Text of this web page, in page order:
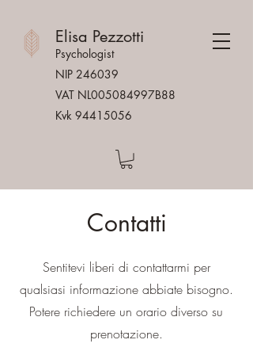
Elisa Pezzotti
Psychologist
NIP 246039
VAT NL005084997B88
Kvk 94415056
Contatti
Sentitevi liberi di contattarmi per
qualsiasi informazione abbiate bisogno.
Potere richiedere un orario diverso su
prenotazione.